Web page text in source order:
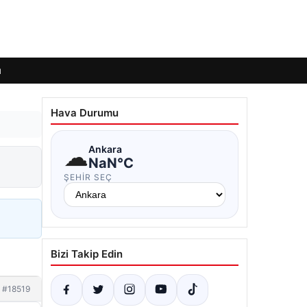
#18519
Hava Durumu
☁Ankara
NaN°C
ŞEHIR SEÇ
Bizi Takip Edin